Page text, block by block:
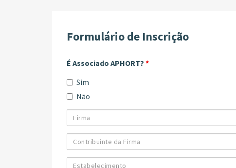
Formulário de Inscrição
É Associado APHORT? *
Sim
Não
Firma
Contribuinte
da
Firma
Estabelecimento